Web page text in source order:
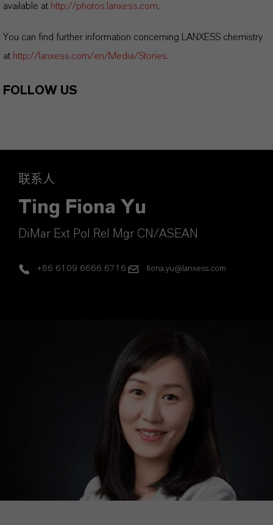
available at http://photos.lanxess.com.
You can find further information concerning LANXESS chemistry
at http://lanxess.com/en/Media/Stories.
FOLLOW US
联系人
Ting Fiona Yu
DiMar Ext Pol Rel Mgr CN/ASEAN
+86 6109 6666 6716 fiona.yu@lanxess.com